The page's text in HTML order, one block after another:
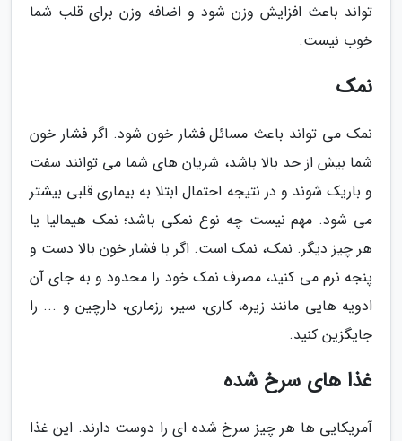
تواند باعث افزایش وزن شود و اضافه وزن برای قلب شما
خوب نیست.
نمک
نمک می تواند باعث مسائل فشار خون شود. اگر فشار خون
شما بیش از حد بالا باشد، شریان های شما می توانند سفت
و باریک شوند و در نتیجه احتمال ابتلا به بیماری قلبی بیشتر
می شود. مهم نیست چه نوع نمکی باشد؛ نمک هیمالیا یا
هر چیز دیگر. نمک، نمک است. اگر با فشار خون بالا دست و
پنجه نرم می کنید، مصرف نمک خود را محدود و به جای آن
ادویه هایی مانند زیره، کاری، سیر، رزماری، دارچین و ... را
جایگزین کنید.
غذا های سرخ شده
آمریکایی ها هر چیز سرخ شده ای را دوست دارند. این غذا